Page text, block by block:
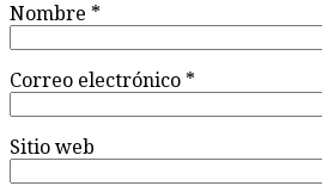
Nombre *
Correo electrónico *
Sitio web